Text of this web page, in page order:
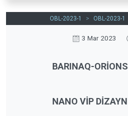
OBL-2023-1 > OBL-2023-1
3 Mar 2023
BARINAQ-ORİONS
NANO VİP DİZAYN